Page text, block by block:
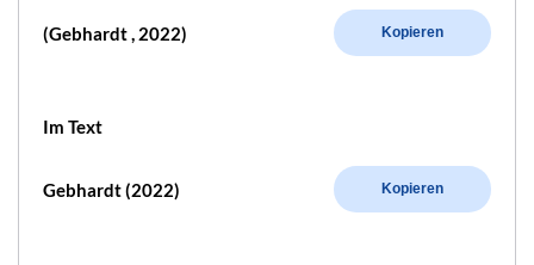
(Gebhardt , 2022) Kopieren
Im Text
Gebhardt (2022) Kopieren